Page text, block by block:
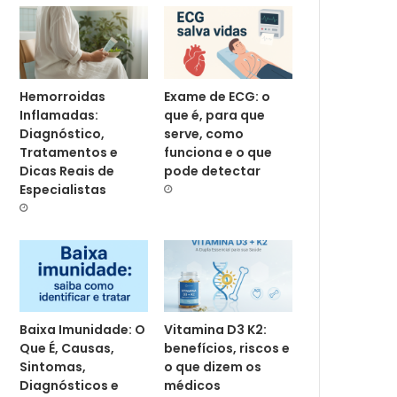
Hemorroidas
Inflamadas:
Diagnóstico,
Tratamentos e
Dicas Reais de
Especialistas
Exame de ECG: o
que é, para que
serve, como
funciona e o que
pode detectar
Baixa Imunidade: O
Que É, Causas,
Sintomas,
Diagnósticos e
Vitamina D3 K2:
benefícios, riscos e
o que dizem os
médicos